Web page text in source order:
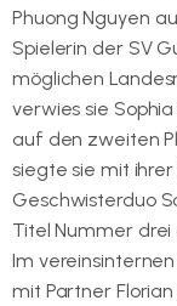
Phuong Nguyen
Spielerin der SV
möglichen
verwies sie
auf den zweiten
siegte sie mit
Geschwisterduo
Titel Nummer drei
Im
mit Partner